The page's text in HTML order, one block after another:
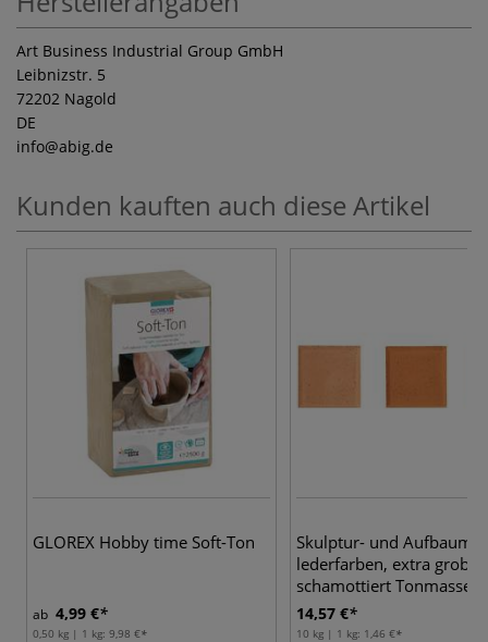
Art Business Industrial Group GmbH
Leibnizstr. 5
72202 Nagold
DE
info@abig.de
Kunden kauften auch diese Artikel
GLOREX Hobby time Soft-Ton
ab 4,99 €
0,50 kg | 1 kg: 9,98 €
Skulptur- und
lederfarben, extra grob
schamottiert Tonmasse
14,57 €
10 kg | 1 kg: 1,46 €